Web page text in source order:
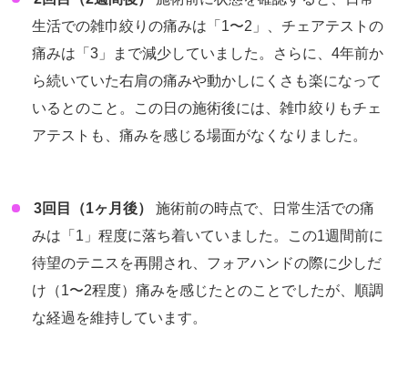
生活での雑巾絞りの痛みは「1〜2」、チェアテストの
痛みは「3」まで減少していました。さらに、4年前か
ら続いていた右肩の痛みや動かしにくさも楽になって
いるとのこと。この日の施術後には、雑巾絞りもチェ
アテストも、痛みを感じる場面がなくなりました。
3回目（1ヶ月後）
施術前の時点で、日常生活での痛
みは「1」程度に落ち着いていました。この1週間前に
待望のテニスを再開され、フォアハンドの際に少しだ
け（1〜2程度）痛みを感じたとのことでしたが、順調
な経過を維持しています。